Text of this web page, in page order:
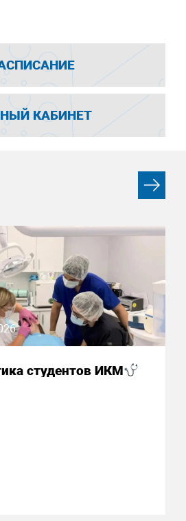
КАБИНЕТ
студентов ИКМ